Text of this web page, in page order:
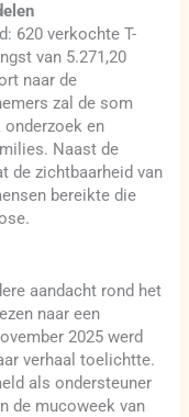
620 verkochte T-
van 5.271,20
naar de
zal de som
en
Naast de
de zichtbaarheid van
bereikte die
aandacht rond het
naar een
2025 werd
verhaal toelichtte.
als ondersteuner
de mucoweek van